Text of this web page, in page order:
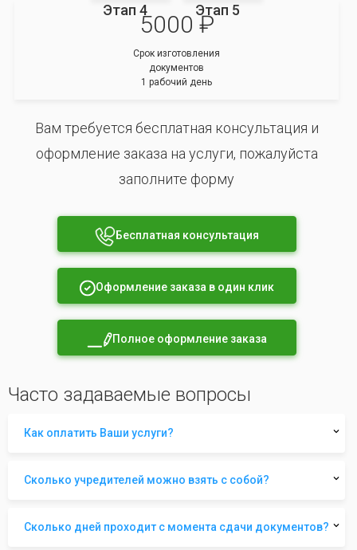
Этап 4 Этап 5
5000 ₽
Срок изготовления
документов
1 рабочий день
Вам требуется бесплатная консультация и
оформление заказа на услуги, пожалуйста
заполните форму
Бесплатная консультация
Оформление заказа в один клик
Полное оформление заказа
Часто задаваемые вопросы
Как оплатить Ваши услуги?
Сколько учредителей можно взять с собой?
Сколько дней проходит с момента сдачи документов?